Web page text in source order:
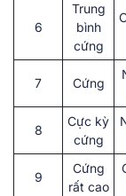
6
Trung
bình
cứng
7 Cứng
8
Cực kỳ
cứng
9
Cứng
rất cao